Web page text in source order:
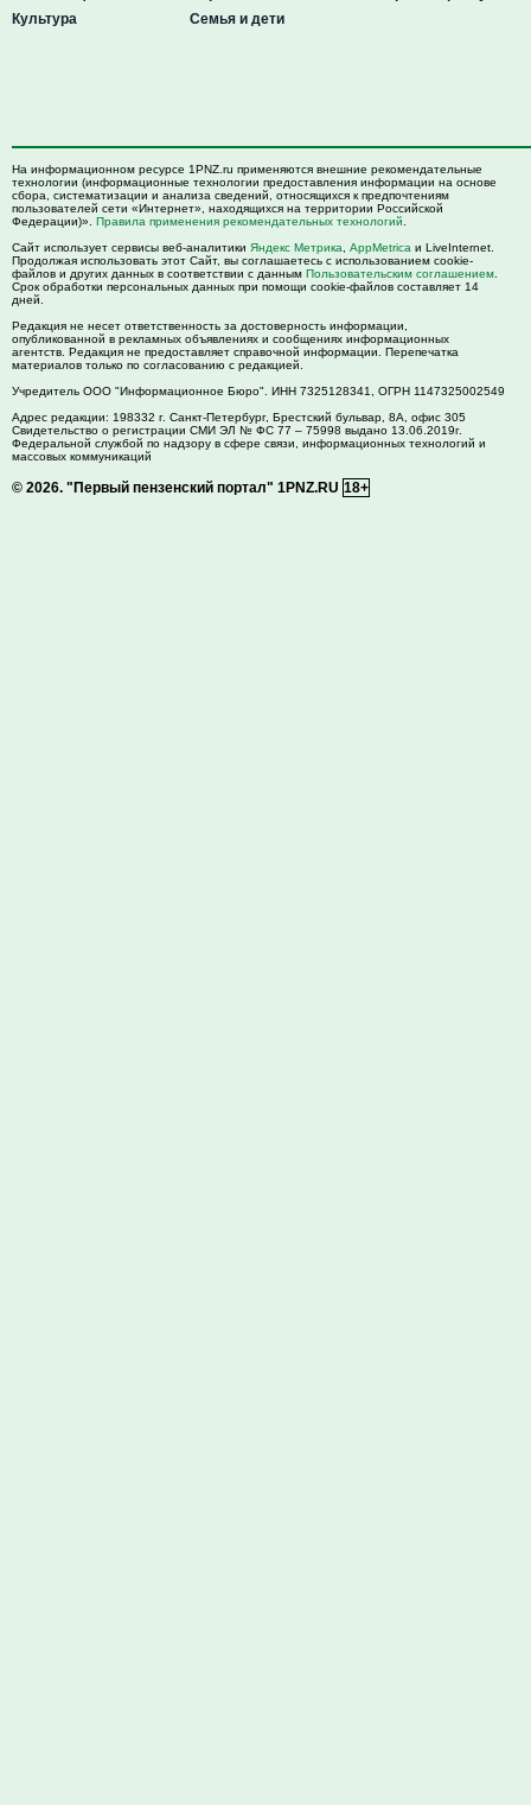
Культура
Семья и дети
На информационном ресурсе 1PNZ.ru применяются внешние рекомендательные
технологии (информационные технологии предоставления информации на основе
сбора, систематизации и анализа сведений, относящихся к предпочтениям
пользователей сети «Интернет», находящихся на территории Российской
Федерации)». Правила применения рекомендательных технологий
Сайт использует сервисы веб-аналитики Яндекс Метрика AppMetrica и LiveInternet.
Продолжая использовать этот Сайт, вы соглашаетесь с использованием cookie-
файлов и других данных в соответствии с данным Пользовательским соглашением
Срок обработки персональных данных при помощи cookie-файлов составляет 14
дней.
Редакция не несет ответственность за достоверность информации,
опубликованной в рекламных объявлениях и сообщениях информационных
агентств. Редакция не предоставляет справочной информации. Перепечатка
материалов только по согласованию с редакцией.
Учредитель ООО "Информационное Бюро". ИНН 7325128341, ОГРН 1147325002549
Адрес редакции: 198332 г. Санкт-Петербург, Брестский бульвар, 8А, офис 305
Свидетельство о регистрации СМИ ЭЛ № ФС 77 – 75998 выдано 13.06.2019г.
Федеральной службой по надзору в сфере связи, информационных технологий и
массовых коммуникаций
© 2026. "Первый пензенский портал" 1PNZ.RU 18+